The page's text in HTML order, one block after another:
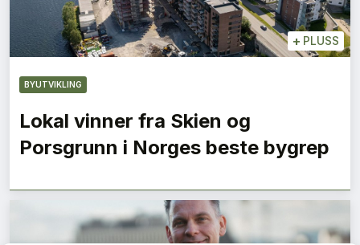
+ PLUSS
BYUTVIKLING
Lokal vinner fra Skien og
Porsgrunn i Norges beste bygrep